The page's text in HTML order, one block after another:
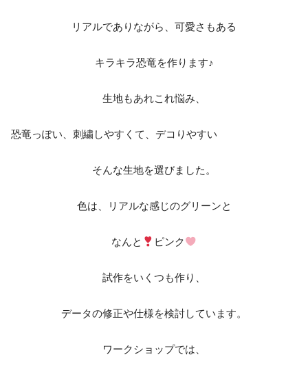
リアルでありながら、可愛さもある
キラキラ恐竜を作ります♪
生地もあれこれ悩み、
恐竜っぽい、刺繍しやすくて、デコりやすい
そんな生地を選びました。
色は、リアルな感じのグリーンと
なんと ピンク
試作をいくつも作り、
データの修正や仕様を検討しています。
ワークショップでは、